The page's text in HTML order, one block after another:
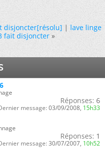
disjoncter[résolu]|lave linge
fait disjoncter »
Réponses: 6
message: 03/09/2008, 15h33
Réponses: 1
message: 30/07/2007, 10h52